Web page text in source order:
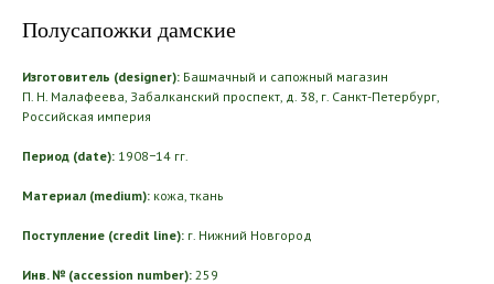
Полусапожки дамские
Изготовитель (designer): Башмачный и сапожный магазин
П. Н. Малафеева, Забалканский проспект, д. 38, г. Санкт-Петербург,
Российская империя
Период (date): 1908−14 гг.
Материал (medium): кожа, ткань
Поступление (credit line): г. Нижний Новгород
Инв. № (accession number): 259